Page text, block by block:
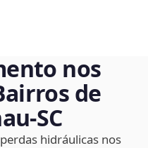
nos
de
hidráulicas nos